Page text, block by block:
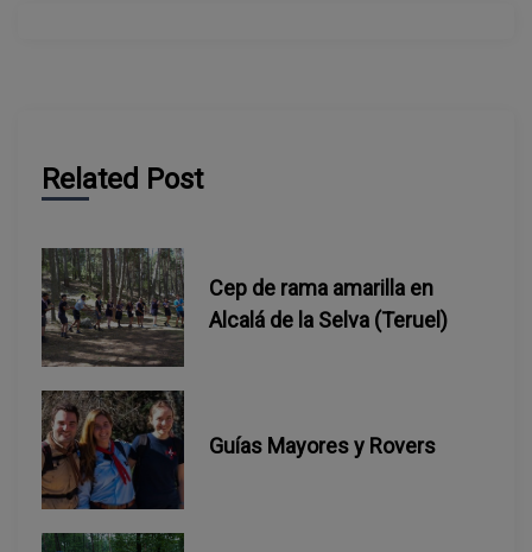
i
ó
n
d
e
e
n
Related Post
Cep de rama amarilla en
Alcalá de la Selva (Teruel)
Guías Mayores y Rovers